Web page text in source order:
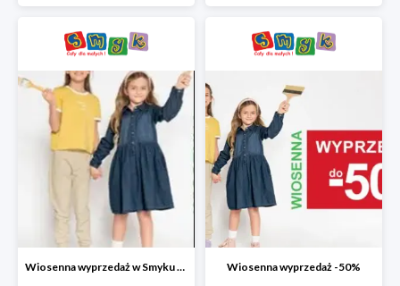
Wiosenna wyprzedaż w Smyku do -50% Wiosenna wyprzedaż -50%